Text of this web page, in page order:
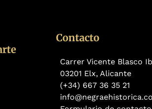
Contacto
Carrer Vicente Blasco
03201 Elx, Alicante
(+34) 667 36 35 21